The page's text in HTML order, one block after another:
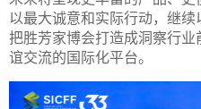
以最大诚意和实际行动，继续
把胜芳家博会打造成洞察行
谊交流的国际化平台。